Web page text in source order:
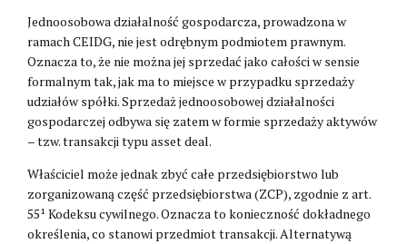
Jednoosobowa działalność gospodarcza, prowadzona w
ramach CEIDG, nie jest odrębnym podmiotem prawnym.
Oznacza to, że nie można jej sprzedać jako całości w sensie
formalnym tak, jak ma to miejsce w przypadku sprzedaży
udziałów spółki. Sprzedaż jednoosobowej działalności
gospodarczej odbywa się zatem w formie sprzedaży aktywów
– tzw. transakcji typu asset deal.
Właściciel może jednak zbyć całe przedsiębiorstwo lub
zorganizowaną część przedsiębiorstwa (ZCP), zgodnie z art.
55¹ Kodeksu cywilnego. Oznacza to konieczność dokładnego
określenia, co stanowi przedmiot transakcji. Alternatywą